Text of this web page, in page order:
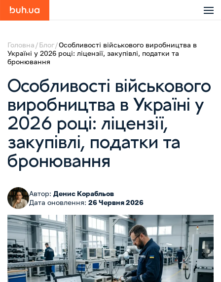
Головна Блог Особливості військового виробництва в
Україні у 2026 році: ліцензії, закупівлі, податки та
бронювання
Особливості військового
виробництва в Україні у
2026 році: ліцензії,
закупівлі, податки та
бронювання
Автор: Денис Корабльов
Дата оновлення: 26 Червня 2026